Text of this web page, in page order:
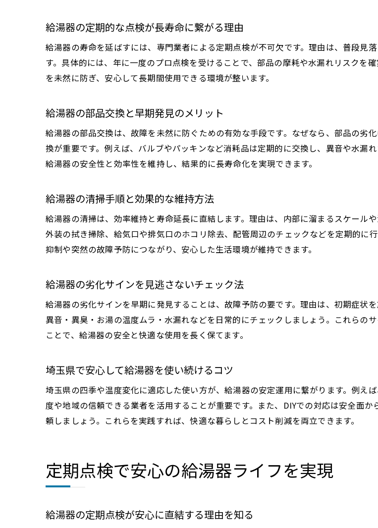
省エネ対策と給湯器寿命の関係
信頼できる業者選びで給湯器の安心
給湯器専門業者選びで失敗しな
アフターサービス重視で給湯器
給湯器業者の保証内容とサポー
給湯器設置後のフォローが安心
給湯器の定期的な点検が長寿命に繋がる理由
給湯器の寿命を延ばすには、専門業者による定期点検が不可欠です。理由は、普段見
す。具体的には、年に一度のプロ点検を受けることで、部品の摩耗や水漏れリスクを
を未然に防ぎ、安心して長期間使用できる環境が整います。
給湯器の部品交換と早期発見のメリット
給湯器の部品交換は、故障を未然に防ぐための有効な手段です。なぜなら、部品の劣
換が重要です。例えば、バルブやパッキンなど消耗品は定期的に交換し、異音や水漏
給湯器の安全性と効率性を維持し、結果的に長寿命化を実現できます。
給湯器の清掃手順と効果的な維持方法
給湯器の清掃は、効率維持と寿命延長に直結します。理由は、内部に溜まるスケール
外装の拭き掃除、給気口や排気口のホコリ除去、配管周辺のチェックなどを定期的に
抑制や突然の故障予防につながり、安心した生活環境が維持できます。
給湯器の劣化サインを見逃さないチェック法
給湯器の劣化サインを早期に発見することは、故障予防の要です。理由は、初期症状
異音・異臭・お湯の温度ムラ・水漏れなどを日常的にチェックしましょう。これらの
ことで、給湯器の安全と快適な使用を長く保てます。
埼玉県で安心して給湯器を使い続けるコツ
埼玉県の四季や温度変化に適応した使い方が、給湯器の安定運用に繋がります。例え
度や地域の信頼できる業者を活用することが重要です。また、DIYでの対応は安全面
頼しましょう。これらを実践すれば、快適な暮らしとコスト削減を両立できます。
定期点検で安心の給湯器ライフを実現
給湯器の定期点検が安心に直結する理由を知る